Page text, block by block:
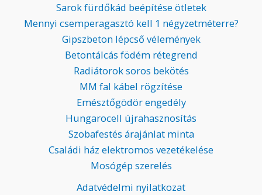
Sarok fürdőkád beépítése ötletek
Mennyi csemperagasztó kell 1 négyzetméterre?
Gipszbeton lépcső vélemények
Betontálcás födém rétegrend
Radiátorok soros bekötés
MM fal kábel rögzítése
Emésztőgödör engedély
Hungarocell újrahasznosítás
Szobafestés árajánlat minta
Családi ház elektromos vezetékelése
Mosógép szerelés
Adatvédelmi nyilatkozat